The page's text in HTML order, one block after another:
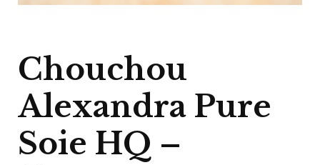
Chouchou
Alexandra Pure
Soie HQ –